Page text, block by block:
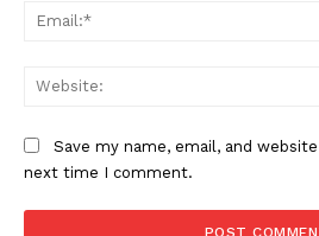
PALA
Save my name, email, and
next time I comment.